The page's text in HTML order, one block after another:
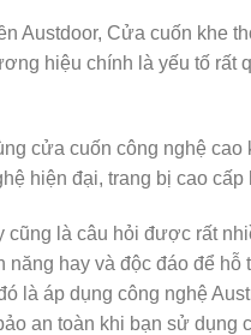
Austdoor, Cửa cuốn khe
hiệu chính là yếu tố rất
cửa cuốn công nghệ
hiện đại, trang bị cao
cũng là câu hỏi được rất
hay và độc đáo để
là áp dụng công nghệ
an toàn khi bạn sử dụng